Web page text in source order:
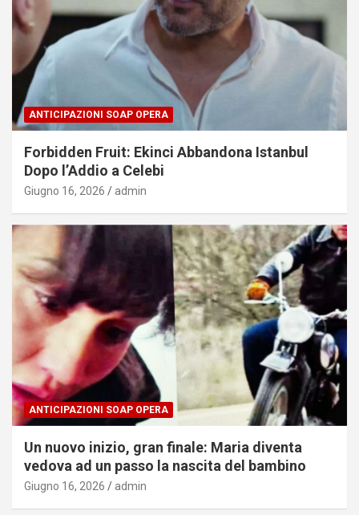
ANTICIPAZIONI SOAP OPERA
Forbidden Fruit: Ekinci Abbandona Istanbul
Dopo l’Addio a Celebi
Giugno 16, 2026 admin
ANTICIPAZIONI SOAP OPERA
Un nuovo inizio, gran finale: Maria diventa
vedova ad un passo la nascita del bambino
Giugno 16, 2026 admin